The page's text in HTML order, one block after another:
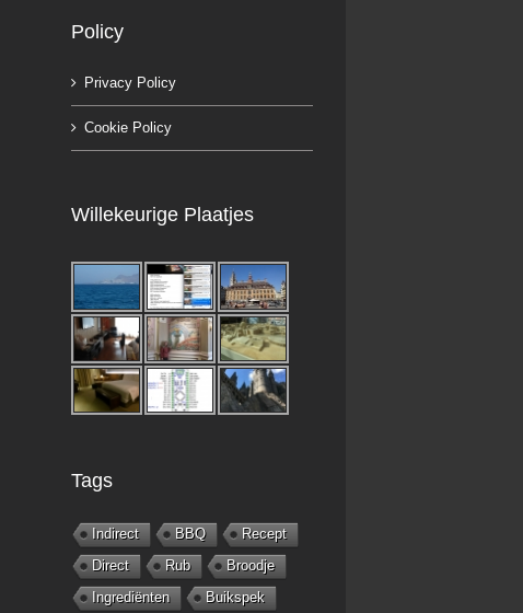
Policy
Privacy Policy
Cookie Policy
Willekeurige Plaatjes
Tags
Indirect BBQ
Recept
Direct
Rub
Broodje
Ingrediënten
Buikspek